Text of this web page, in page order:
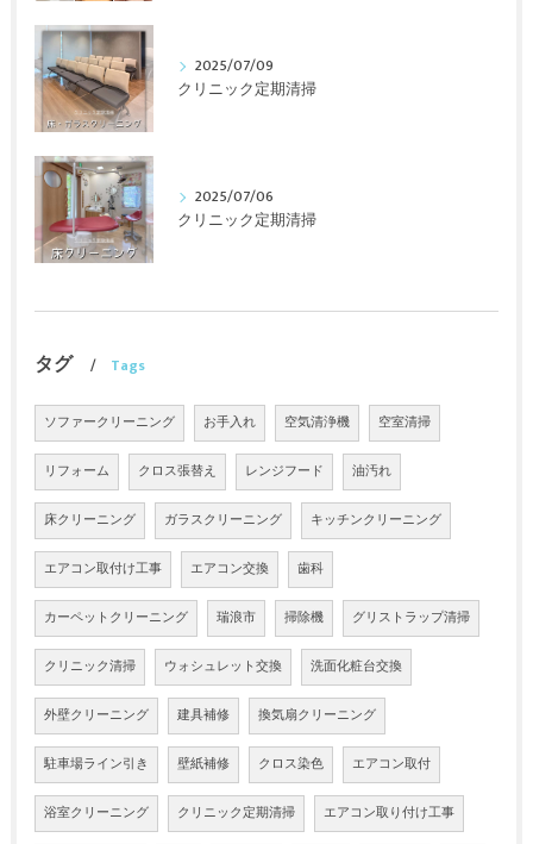
2025/07/09
クリニック定期清掃
2025/07/06
クリニック定期清掃
タグ Tags
ソファークリーニング お手入れ 空気清浄機 空室清掃
リフォーム クロス張替え レンジフード 油汚れ
床クリーニング ガラスクリーニング キッチンクリーニング
エアコン取付け工事 エアコン交換 歯科
カーペットクリーニング 瑞浪市 掃除機 グリストラップ清掃
クリニック清掃 ウォシュレット交換 洗面化粧台交換
外壁クリーニング 建具補修 換気扇クリーニング
駐車場ライン引き 壁紙補修 クロス染色 エアコン取付
浴室クリーニング クリニック定期清掃 エアコン取り付け工事